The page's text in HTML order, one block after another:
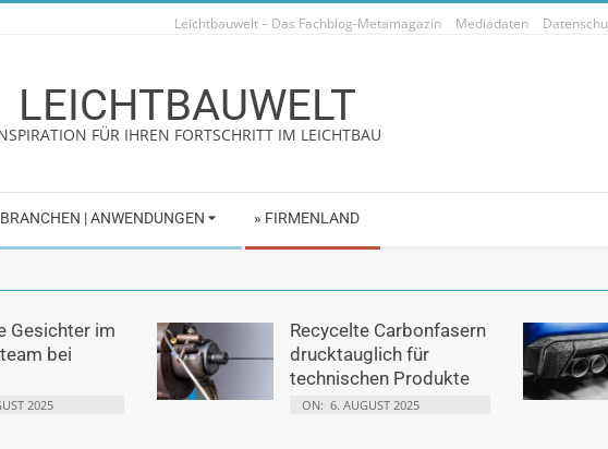
Leichtbauwelt – Das Fachblog-Metamagazin Mediadaten
LEICHTBAUWELT
FÜR IHREN FORTSCHRITT IM LEICHTBAU
BRANCHEN | ANWENDUNGEN » FIRMENLAND
Gesichter im
bei
2025
Recycelte Carbonfasern
drucktauglich für
technischen Produkte
ON: 6. AUGUST 2025